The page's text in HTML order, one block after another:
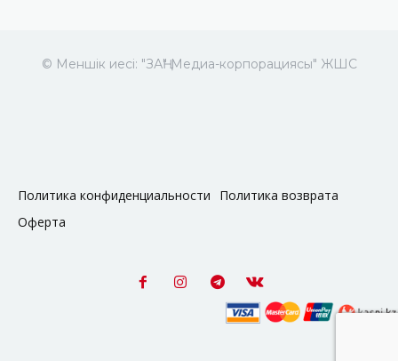
© Меншік иесі: "ЗАҢ" Медиа-корпорациясы" ЖШС
Политика конфиденциальности
Политика возврата
Оферта